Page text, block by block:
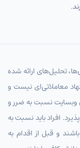
تحلیل‌های ارائه شده
معاملاتی‌ای نیست و
وبسایت نسبت به ضرر و
افراد باید نسبت به
و قبل از اقدام به